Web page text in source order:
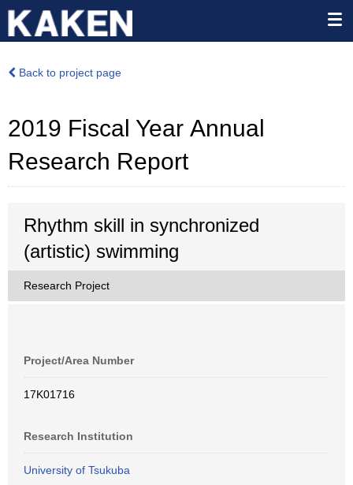
Back to project page
2019 Fiscal Year Annual
Research Report
Rhythm skill in synchronized
(artistic) swimming
Research Project
Project/Area Number
17K01716
Research Institution
University of Tsukuba